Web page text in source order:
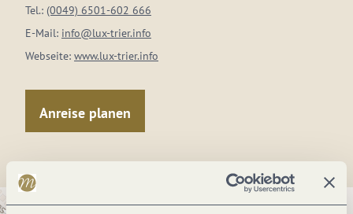
Tel.: (0049) 6501-602 666
E-Mail: info@lux-trier.info
Webseite: www.lux-trier.info
Anreise planen